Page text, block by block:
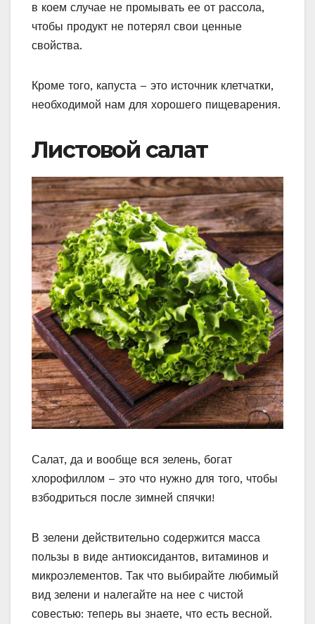
в коем случае не промывать ее от рассола,
чтобы продукт не потерял свои ценные
свойства.
Кроме того, капуста – это источник клетчатки,
необходимой нам для хорошего пищеварения.
Листовой салат
Салат, да и вообще вся зелень, богат
хлорофиллом – это что нужно для того, чтобы
взбодриться после зимней спячки!
В зелени действительно содержится масса
пользы в виде антиоксидантов, витаминов и
микроэлементов. Так что выбирайте любимый
вид зелени и налегайте на нее с чистой
совестью: теперь вы знаете, что есть весной.